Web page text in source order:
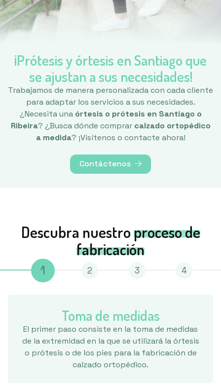
¡Prótesis y órtesis en Santiago que
se ajustan a sus necesidades!
Trabajamos de manera personalizada con cada cliente
para adaptar los servicios a sus necesidades.
¿Necesita una órtesis o prótesis en Santiago o
Ribeira? ¿Busca dónde comprar calzado ortopédico
a medida? ¡Visítenos o contacte ahora!
Contáctenos
Descubra nuestroproceso de
fabricación
1 2 3 4
Toma de medidas
El primer paso consiste en la toma de medidas
de la extremidad en la que se utilizará la órtesis
o prótesis o de los pies para la fabricación de
calzado ortopédico.